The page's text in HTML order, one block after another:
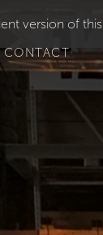
version of
CONTACT